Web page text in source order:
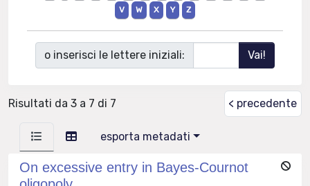
V
W X Y Z
o inserisci le lettere iniziali:
Risultati da 3 a 7 di 7 < precedente
esporta metadati
On excessive entry in Bayes-Cournot